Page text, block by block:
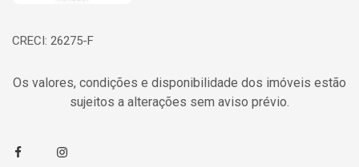
CRECI: 26275-F
Os valores, condições e disponibilidade dos imóveis estão
sujeitos a alterações sem aviso prévio.
FacebookInstagram